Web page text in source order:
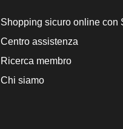
Shopping sicuro online con
Centro assistenza
Ricerca membro
Chi siamo